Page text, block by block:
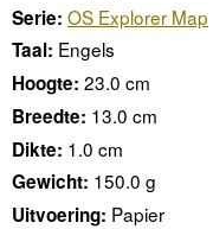
Serie: OS Explorer Map
Taal: Engels
Hoogte: 23.0 cm
Breedte: 13.0 cm
Dikte: 1.0 cm
Gewicht: 150.0 g
Uitvoering: Papier